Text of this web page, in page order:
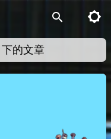
search brightness_5
下的文章